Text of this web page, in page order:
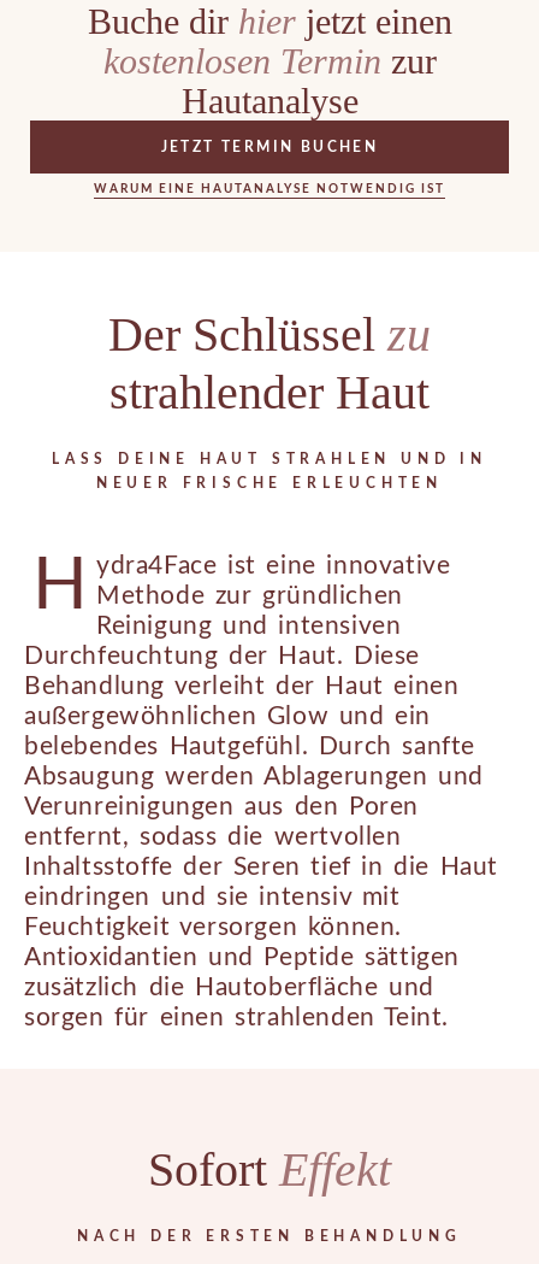
Buche dir hierjetzt einen
kostenlosen Termin zur
Hautanalyse
JETZT TERMIN BUCHEN
WARUM EINE HAUTANALYSE NOTWENDIG IST
Der Schlüssel zu
strahlender Haut
LASS DEINE HAUT STRAHLEN UND IN
NEUER FRISCHE ERLEUCHTEN
H
ydra4Face ist eine innovative
Methode zur gründlichen
Reinigung und intensiven
Durchfeuchtung der Haut. Diese
Behandlung verleiht der Haut einen
außergewöhnlichen Glow und ein
belebendes Hautgefühl. Durch sanfte
Absaugung werden Ablagerungen und
Verunreinigungen aus den Poren
entfernt, sodass die wertvollen
Inhaltsstoffe der Seren tief in die Haut
eindringen und sie intensiv mit
Feuchtigkeit versorgen können.
Antioxidantien und Peptide sättigen
zusätzlich die Hautoberfläche und
sorgen für einen strahlenden Teint.
Sofort Effekt
NACH DER ERSTEN BEHANDLUNG